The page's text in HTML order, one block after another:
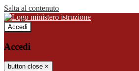
Salta al contenuto
Accedi
Accedi
button close ×